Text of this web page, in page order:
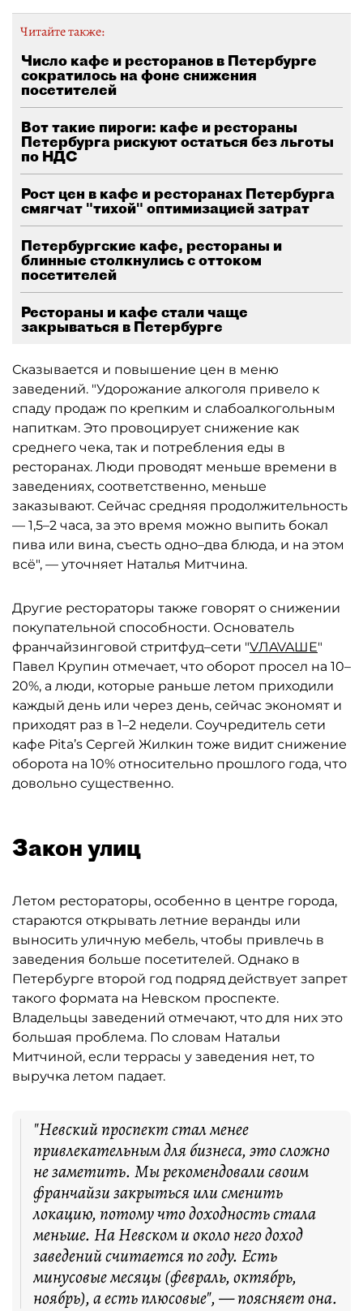
Читайте также:
Число кафе и ресторанов в Петербурге
сократилось на фоне снижения
посетителей
Вот такие пироги: кафе и рестораны
Петербурга рискуют остаться без льготы
по НДС
Рост цен в кафе и ресторанах Петербурга
смягчат "тихой" оптимизацией затрат
Петербургские кафе, рестораны и
блинные столкнулись с оттоком
посетителей
Рестораны и кафе стали чаще
закрываться в Петербурге
Сказывается и повышение цен в меню
заведений. "Удорожание алкоголя привело к
спаду продаж по крепким и слабоалкогольным
напиткам. Это провоцирует снижение как
среднего чека, так и потребления еды в
ресторанах. Люди проводят меньше времени в
заведениях, соответственно, меньше
заказывают. Сейчас средняя продолжительность
— 1,5–2 часа, за это время можно выпить бокал
пива или вина, съесть одно–два блюда, и на этом
всё", — уточняет Наталья Митчина.
Другие рестораторы также говорят о снижении
покупательной способности. Основатель
франчайзинговой стритфуд–сети "VЛAVAШЕ"
Павел Крупин отмечает, что оборот просел на 10–
20%, а люди, которые раньше летом приходили
каждый день или через день, сейчас экономят и
приходят раз в 1–2 недели. Соучредитель сети
кафе Pita’s Сергей Жилкин тоже видит снижение
оборота на 10% относительно прошлого года, что
довольно существенно.
Закон улиц
Летом рестораторы, особенно в центре города,
стараются открывать летние веранды или
выносить уличную мебель, чтобы привлечь в
заведения больше посетителей. Однако в
Петербурге второй год подряд действует запрет
такого формата на Невском проспекте.
Владельцы заведений отмечают, что для них это
большая проблема. По словам Натальи
Митчиной, если террасы у заведения нет, то
выручка летом падает.
"Невский проспект стал менее
привлекательным для бизнеса, это сложно
не заметить. Мы рекомендовали своим
франчайзи закрыться или сменить
локацию, потому что доходность стала
меньше. На Невском и около него доход
заведений считается по году. Есть
минусовые месяцы (февраль, октябрь,
ноябрь), а есть плюсовые", — поясняет она.